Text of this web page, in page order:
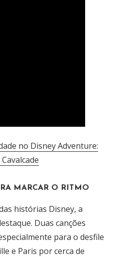
no Disney Adventure:
MARCAR O RITMO
histórias Disney, a
Duas canções
para o desfile
e Paris por cerca de